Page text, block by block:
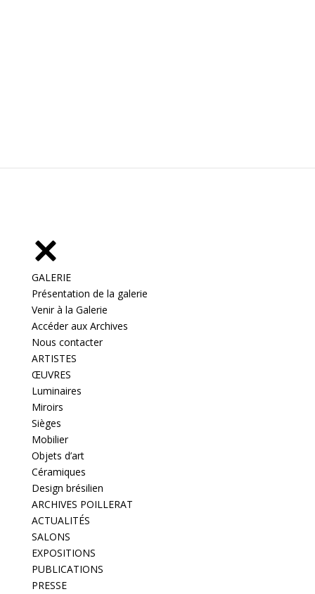
GALERIE
Présentation de la galerie
Venir à la Galerie
Accéder aux Archives
Nous contacter
ARTISTES
ŒUVRES
Luminaires
Miroirs
Sièges
Mobilier
Objets d’art
Céramiques
Design brésilien
ARCHIVES POILLERAT
ACTUALITÉS
SALONS
EXPOSITIONS
PUBLICATIONS
PRESSE